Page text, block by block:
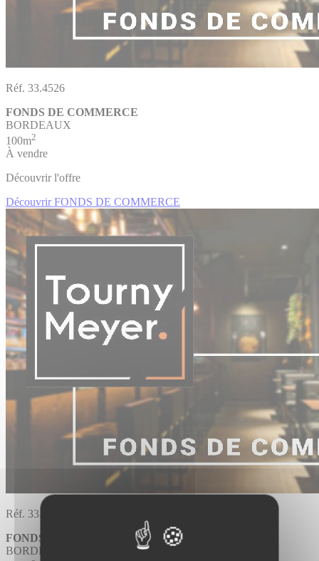
Réf. 33.4526
FONDS DE COMMERCE
BORDEAUX
100m2
À vendre
Découvrir l'offre
Découvrir FONDS DE COMMERCE
Réf. 33.4100
FONDS DE COMMERCE
BORDEAUX